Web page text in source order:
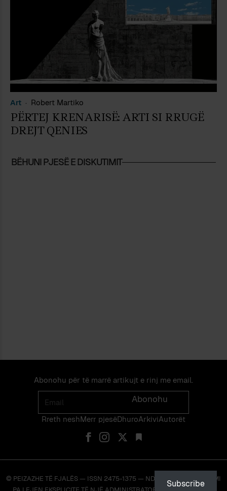
Art Robert Martiko
PËRTEJ KRENARISË: ARTI SI RRUGË
DREJT QENIES
BËHUNI PJESË E DISKUTIMIT
Abonohu për të marrë artikujt e rinj me email.
Email
Abonohu
Rreth neshMerr pjes​​ë​DhuroArkiviAutorët
© PEIZAZHE TË FJALËS — ISSN 2475-1375 — NDALOHET RIPRODHIMI
Subscribe